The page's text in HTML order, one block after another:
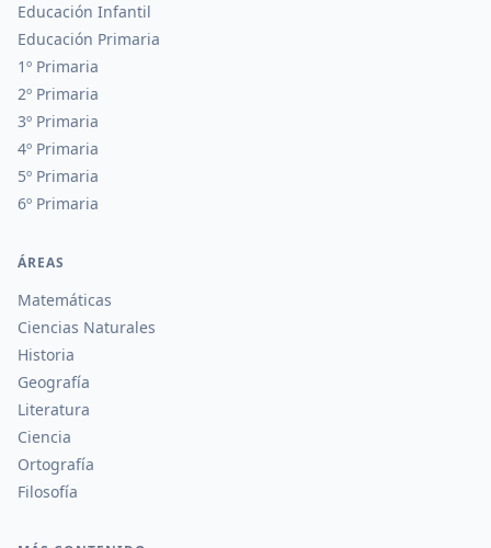
Educación Infantil
Educación Primaria
1º Primaria
2º Primaria
3º Primaria
4º Primaria
5º Primaria
6º Primaria
ÁREAS
Matemáticas
Ciencias Naturales
Historia
Geografía
Literatura
Ciencia
Ortografía
Filosofía